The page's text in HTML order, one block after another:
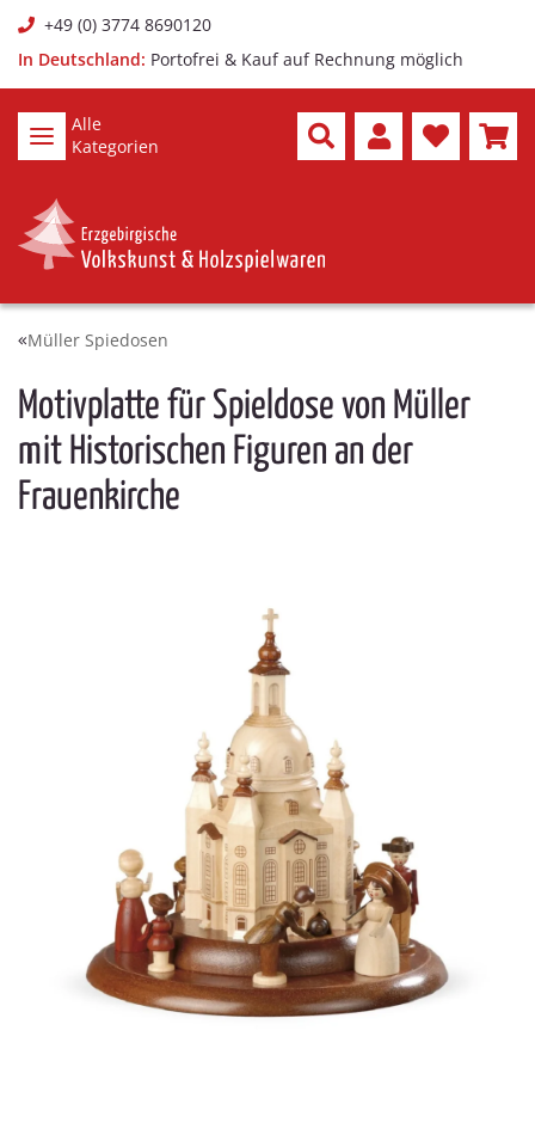
+49 (0) 3774 8690120
In Deutschland: Portofrei & Kauf auf Rechnung möglich
Alle
Kategorien
Müller Spiedosen
Motivplatte für Spieldose von Müller
mit Historischen Figuren an der
Frauenkirche